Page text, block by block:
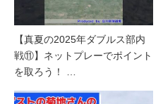
【真夏の2025年ダブルス部内
戦⑪】ネットプレーでポイント
を取ろう！ …